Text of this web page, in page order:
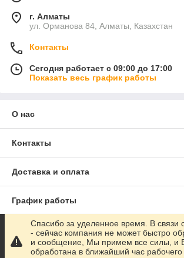
г. Алматы
ул. Орманова 84, Алматы, Казахстан
Контакты
Сегодня работает с 09:00 до 17:00
Показать весь график работы
О нас
Контакты
Доставка и оплата
График работы
Полная версия сайта
Спасибо за уделенное время. В связи
- сейчас компания не может быстро
и сообщение, Мы примем все силы, и
обработана в ближайший час